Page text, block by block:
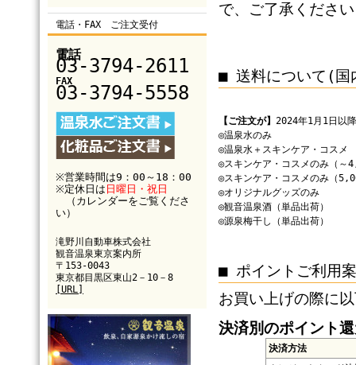
電話・FAX ご注文受付
電話
03-3794-2611
FAX
03-3794-5558
※営業時間は9：00～18：00
※定休日は 日曜日・祝日
（カレンダーをご覧くださ
い）
滝野川自動車株式会社
観音温泉東京案内所
〒153-0043
東京都目黒区東山2－10－8
[URL]
で、ご了承くださ
■ 送料について(国
【ご注文が】 2024年1月1日以
◎温泉水のみ
◎温泉水＋スキンケア・コスメ
◎スキンケア・コスメのみ（～
◎スキンケア・コスメのみ（
◎オリジナルグッズのみ
◎観音温泉酒（単品出荷）
◎源泉梅干し（単品出荷）
■ ポイントご利用
お買い上げの際に
決済別のポイント
決済方法